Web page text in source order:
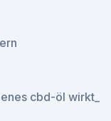
cbd-öl wirkt_